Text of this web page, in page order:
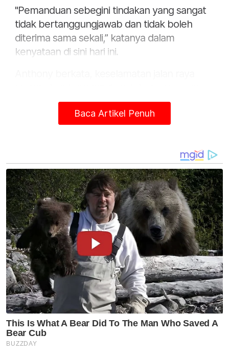
"Pemanduan sebegini tindakan yang sangat
tidak bertanggungjawab dan tidak boleh
diterima sama sekali,” katanya dalam
kenyataan di sini hari ini.
semua pengguna jalan raya.
Artikel Berkaitan:
Nahas lima maut: Remaja 19 tahun pandu Mercedes-
Benz A250 direman dua hari
Kemalangan maut Simpang Renggam: Jenazah
empat sekeluarga dikebumi satu liang lahad
Nahas empat sekeluarga maut berpunca dua kereta
mewah pandu laju, melulu - Polis
Nahas di Simpang Renggam: Seorang lagi maut
kereta masuk gaung, pemandu Mercedes Benz
ditahan
Terkilan tidak sempat bergambar dengan ibu
saudara sempena Aidiladha - Anak saudara
Baca Artikel Penuh